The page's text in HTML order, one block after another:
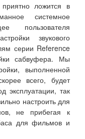
ложится в
системное
пользователя
звукового
серии Reference
сабвуфера. Мы
выполненной
всего, будет
эксплуатации, так
настроить для
не прибегая к
для фильмов и